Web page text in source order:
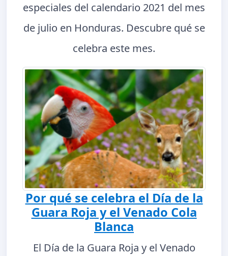
especiales del calendario 2021 del mes
de julio en Honduras. Descubre qué se
celebra este mes.
Por qué se celebra el Día de la
Guara Roja y el Venado Cola
Blanca
El Día de la Guara Roja y el Venado